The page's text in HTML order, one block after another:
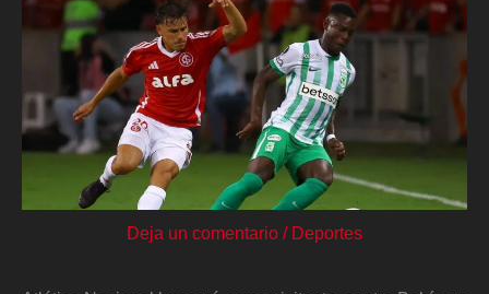
Deja un comentario / Deportes